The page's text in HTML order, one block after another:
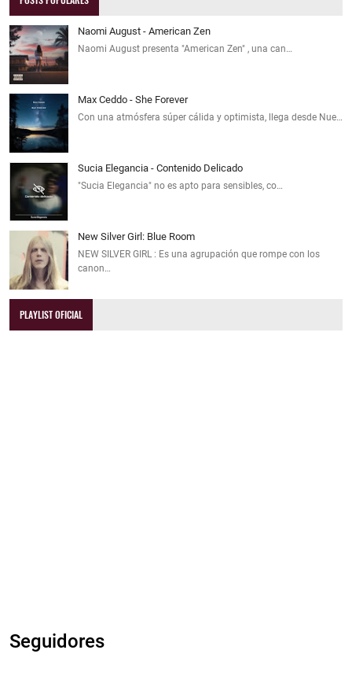
Naomi August - American Zen
Naomi August presenta "American Zen" , una can…
Max Ceddo - She Forever
Con una atmósfera súper cálida y optimista, llega desde Nue…
Sucia Elegancia - Contenido Delicado
"Sucia Elegancia" no es apto para sensibles, co…
New Silver Girl: Blue Room
NEW SILVER GIRL : Es una agrupación que rompe con los
canon…
PLAYLIST OFICIAL
Seguidores